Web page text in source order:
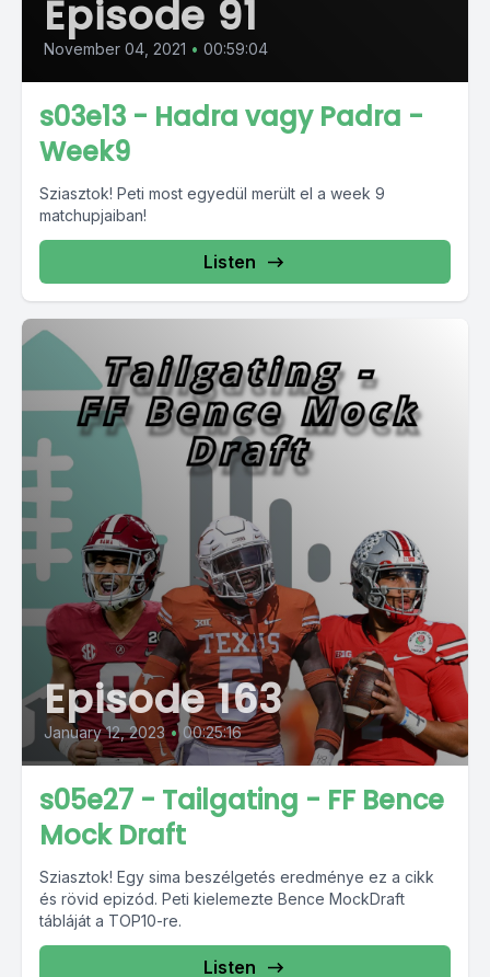
Episode 91
November 04, 2021 • 00:59:04
s03e13 - Hadra vagy Padra -
Week9
Sziasztok! Peti most egyedül merült el a week 9
matchupjaiban!
Listen
Episode 163
January 12, 2023 • 00:25:16
s05e27 - Tailgating - FF Bence
Mock Draft
Sziasztok! Egy sima beszélgetés eredménye ez a cikk
és rövid epizód. Peti kielemezte Bence MockDraft
tábláját a TOP10-re.
Listen